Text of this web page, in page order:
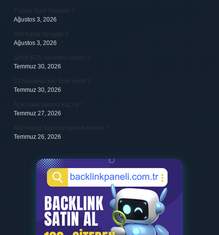
7 Uzun Sure Nelerdir ?
Ağustos 3, 2026
340 hangi hesaptır ?
Ağustos 3, 2026
Şirket KDV nereden ödenir ?
Temmuz 30, 2026
23 baklavalı sac fiyatı nedir ?
Temmuz 30, 2026
Açık hava basıncı kaç hg ?
Temmuz 27, 2026
Kozmolojik kanıt ne demek felsefe ?
Temmuz 26, 2026